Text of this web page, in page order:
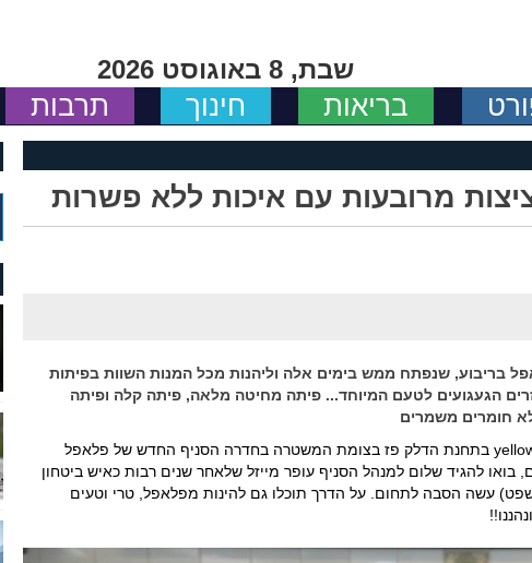
שבת, 8 באוגוסט 2026
בריאות חינוך תרבות
מרובעות עם איכות ללא פשרות
בריבוע, שנפתח ממש בימים אלה וליהנות מכל המנות השוות בפיתות
הגעגועים לטעם המיוחד... פיתה מחיטה מלאה, פיתה קלה ופיתה
חומרים משמרים
ממש לאחרונה נפתח בחנות הנוחות yellow בתחנת הדלק פז בצומת המשטרה בחדרה הסניף החדש של פלאפל
בואו להגיד שלום למנהל הסניף עופר מייזל שלאחר שנים רבות כאיש ביטחון
עשה הסבה לתחום. על הדרך תוכלו גם להינות מפלאפל, טרי וטעים